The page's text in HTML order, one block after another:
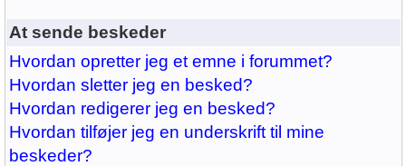
At sende beskeder
Hvordan opretter jeg et emne i forummet?
Hvordan sletter jeg en besked?
Hvordan redigerer jeg en besked?
Hvordan tilføjer jeg en underskrift til mine
beskeder?